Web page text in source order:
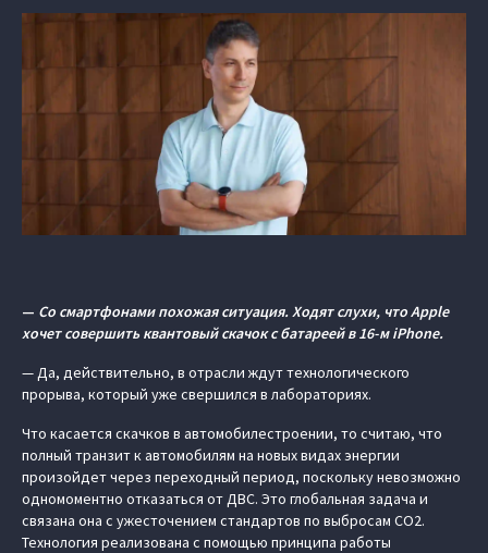
— Со смартфонами похожая ситуация. Ходят слухи, что Apple
хочет совершить квантовый скачок с батареей в 16-м iPhone.
— Да, действительно, в отрасли ждут технологического
прорыва, который уже свершился в лабораториях.
Что касается скачков в автомобилестроении, то считаю, что
полный транзит к автомобилям на новых видах энергии
произойдет через переходный период, поскольку невозможно
одномоментно отказаться от ДВС. Это глобальная задача и
связана она с ужесточением стандартов по выбросам СО2.
Технология реализована с помощью принципа работы